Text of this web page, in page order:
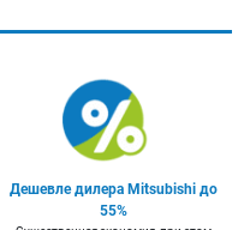
Дешевле дилера Mitsubishi до
55%